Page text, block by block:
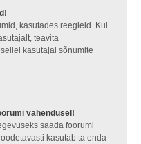
kasutades reegleid. Kui
teavita
kasutajal sõnumite
vahendusel!
saada foorumi
kasutab ta enda